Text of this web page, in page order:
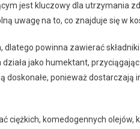
jest kluczowy dla utrzymania
uwagę na to, co znajduje się w
powinna zawierać
działa jako humektant,
doskonałe, ponieważ
ciężkich, komedogennych